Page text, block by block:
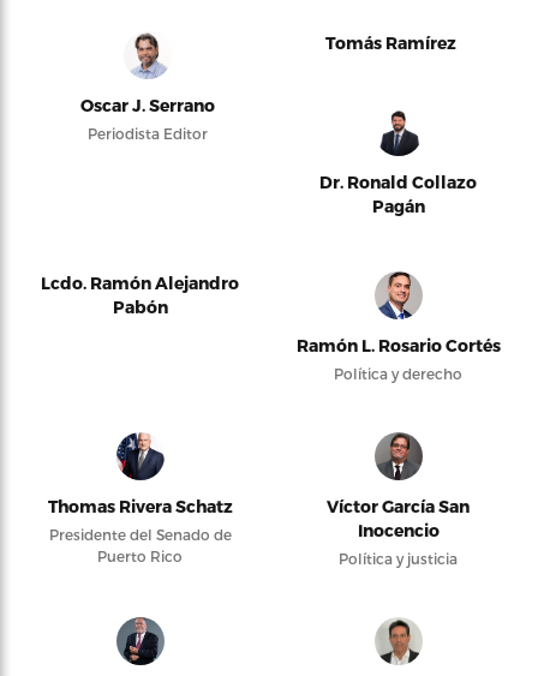
Oscar J. Serrano
Periodista Editor
Tomás Ramírez
Dr. Ronald Collazo
Pagán
Lcdo. Ramón Alejandro
Pabón
Ramón L. Rosario Cortés
Política y derecho
Thomas Rivera Schatz
Presidente del Senado de
Puerto Rico
Víctor García San
Inocencio
Política y justicia